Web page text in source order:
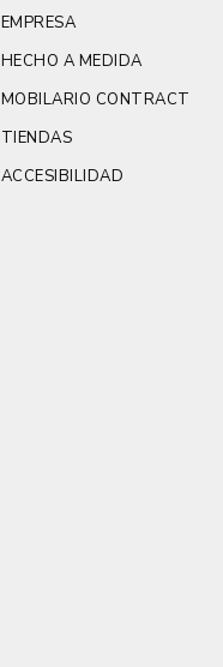
EMPRESA
HECHO A MEDIDA
MOBILARIO CONTRACT
TIENDAS
ACCESIBILIDAD